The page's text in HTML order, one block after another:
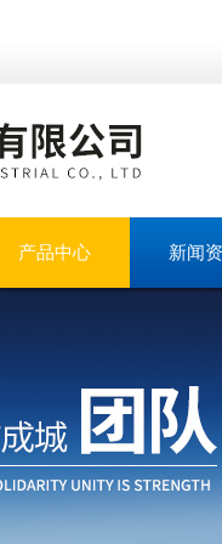
产品中心 新闻